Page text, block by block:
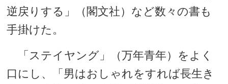
逆戻りする」（閣文社）など数々の書も
手掛けた。
「ステイヤング」（万年青年）をよく
口にし、「男はおしゃれをすれば長生き